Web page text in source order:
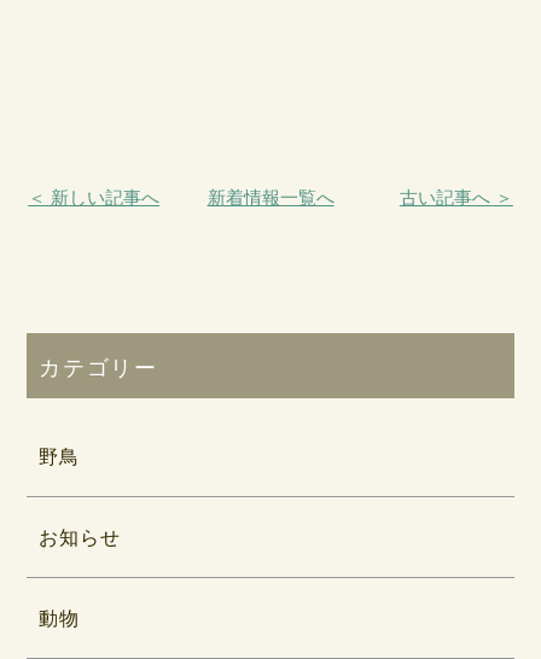
＜ 新しい記事へ 新着情報一覧へ 古い記事へ ＞
カテゴリー
野鳥
お知らせ
動物